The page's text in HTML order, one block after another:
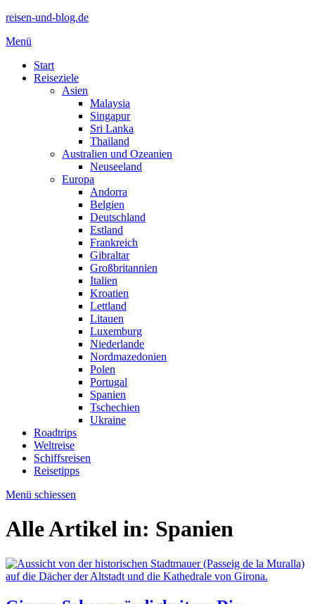
reisen-und-blog.de
Menü
Start
Reiseziele
Asien
Malaysia
Singapur
Sri Lanka
Thailand
Australien und Ozeanien
Neuseeland
Europa
Andorra
Belgien
Deutschland
Estland
Frankreich
Gibraltar
Großbritannien
Italien
Kroatien
Lettland
Litauen
Luxemburg
Niederlande
Nordmazedonien
Polen
Portugal
Spanien
Tschechien
Ukraine
Roadtrips
Weltreise
Schiffsreisen
Reisetipps
Menü schiessen
Alle Artikel in: Spanien